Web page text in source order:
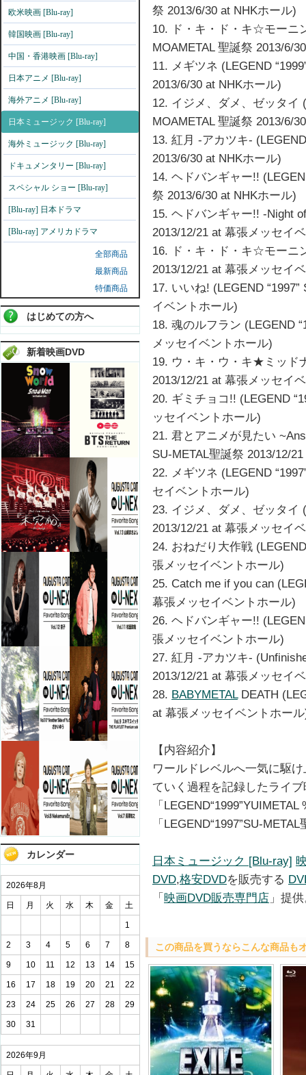
欧米映画 [Blu-ray]
韓国映画 [Blu-ray]
中国・香港映画 [Blu-ray]
日本アニメ [Blu-ray]
海外アニメ [Blu-ray]
日本ミュージック [Blu-ray]
海外ミュージック [Blu-ray]
ドキュメンタリー [Blu-ray]
スペシャル ショー [Blu-ray]
[Blu-ray] 日本ドラマ
[Blu-ray] アメリカドラマ
全部商品
最新商品
特価商品
はじめての方へ
新着映画DVD
カレンダー
2026年8月
日 月 火 水 木 金 土
1
2 3 4 5 6 7 8
9 10 11 12 13 14 15
16 17 18 19 20 21 22
23 24 25 26 27 28 29
30 31
2026年9月
祭 2013/6/30 at NHKホール)
10. ド・キ・ド・キ☆モーニ
MOAMETAL 聖誕祭 2013/6/
11. メギツネ (LEGEND
2013/6/30 at NHKホール)
12. イジメ、ダメ、ゼッタイ
MOAMETAL 聖誕祭 2013/6/
13. 紅月 -アカツキ-
2013/6/30 at NHKホール)
14. ヘドバンギャー!!
祭 2013/6/30 at NHKホール)
15. ヘドバンギャー!! -Night
2013/12/21 at 幕張メッセイ
16. ド・キ・ド・キ☆モーニ
2013/12/21 at 幕張メッセイ
17. いいね! (LEGEND
イベントホール)
18. 魂のルフラン (LEGEND
メッセイベントホール)
19. ウ・キ・ウ・キ★ミッド
2013/12/21 at 幕張メッセイ
20. ギミチョコ!! (LEGEND
ッセイベントホール)
21. 君とアニメが見たい
SU-METAL聖誕祭 2013/12/
22. メギツネ (LEGEND
セイベントホール)
23. イジメ、ダメ、ゼッタイ
2013/12/21 at 幕張メッセイ
24. おねだり大作戦
張メッセイベントホール)
25. Catch me if you can
幕張メッセイベントホール)
26. ヘドバンギャー!!
張メッセイベントホール)
27. 紅月 -アカツキ-
2013/12/21 at 幕張メッセイ
28. BABYMETALDEATH
at 幕張メッセイベントホー
【内容紹介】
ワールドレベルへ一気に駆
ていく過程を記録したライ
「
「LEGEND“1997”SU-
日本ミュージック [Blu-ray]
DVD,格安DVDを販売する
「 映画DVD販売専門店 」提
この商品を買うならこんな商品も